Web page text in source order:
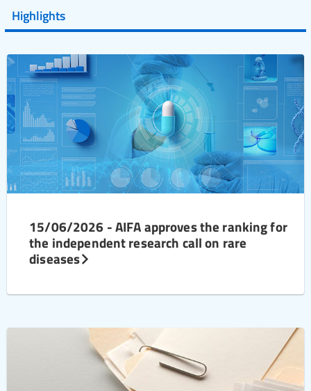
Highlights
15/06/2026 - AIFA approves the ranking for
the independent research call on rare
diseases